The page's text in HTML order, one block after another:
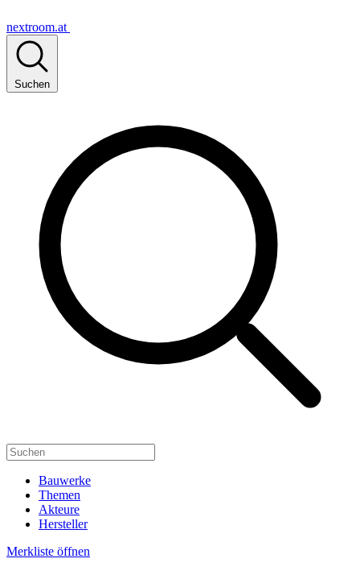
nextroom.at
Suchen
Bauwerke
Themen
Akteure
Hersteller
Merkliste öffnen